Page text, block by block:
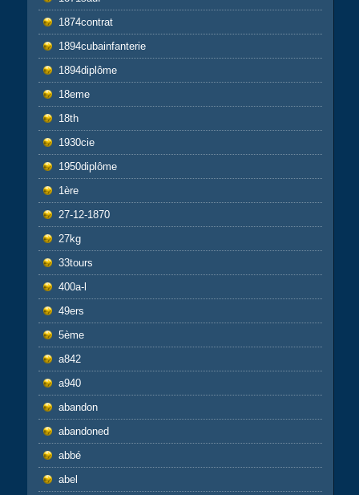
1874contrat
1894cubainfanterie
1894diplôme
18eme
18th
1930cie
1950diplôme
1ère
27-12-1870
27kg
33tours
400a-l
49ers
5ème
a842
a940
abandon
abandoned
abbé
abel